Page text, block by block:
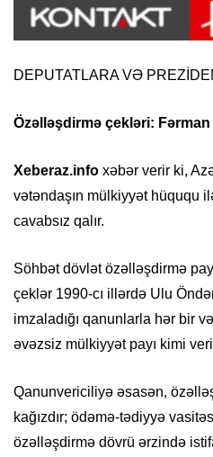
DEPUTATLARA VƏ
Özəlləşdirmə çekləri:
Xeberaz.info xəbər verir ki,
vətəndaşın mülkiyyət hüququ
cavabsız qalır.
Söhbət dövlət özəlləşdirmə
çeklər 1990-cı illərdə Ulu
imzaladığı qanunlarla hər bir
əvəzsiz mülkiyyət payı kimi
Qanunvericiliyə əsasən,
kağızdır; ödəmə-tədiyyə
özəlləşdirmə dövrü ərzində